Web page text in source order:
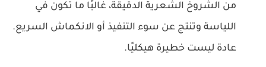
من الشروخ الشعرية الدقيقة، غالبًا ما تكون في
اللياسة وتنتج عن سوء التنفيذ أو الانكماش السريع.
عادة ليست خطيرة هيكليًا.